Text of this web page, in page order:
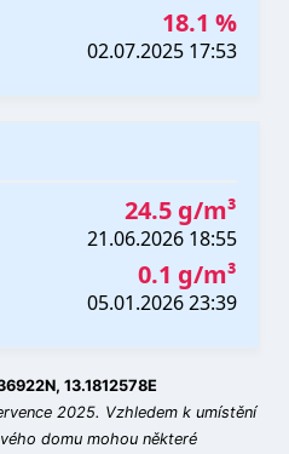
18.1 %
02.07.2025 17:53
24.5 g/m³
21.06.2026 18:55
0.1 g/m³
05.01.2026 23:39
13.1812578E
2025. Vzhledem k umístění
domu mohou některé